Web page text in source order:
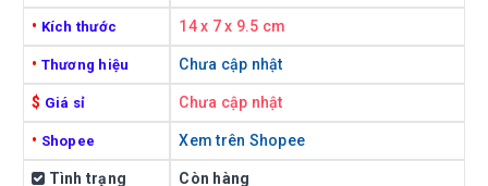
• Kích thước 14 x 7 x 9.5 cm
• Thương hiệu Chưa cập nhật
$ Giá sỉ Chưa cập nhật
• Shopee Xem trên Shopee
Tình trạng Còn hàng